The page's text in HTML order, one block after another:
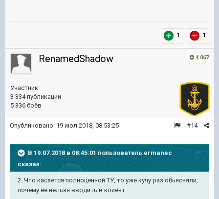
1 1
4 067
RenamedShadow
Участник
3 334 публикации
5 336 боёв
#14
Опубликовано: 19 июл 2018, 08:53:25
В 19.07.2018 в 08:45:01 пользователь ermanec
сказал:
2. Что касается полноценной ТУ, то уже кучу раз обьясняли,
почему ее нельзя вводить в клиент.